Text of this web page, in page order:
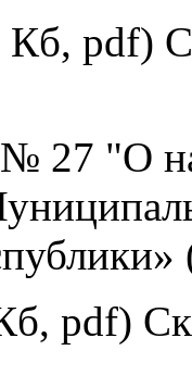
pdf)
27 "О
pdf)